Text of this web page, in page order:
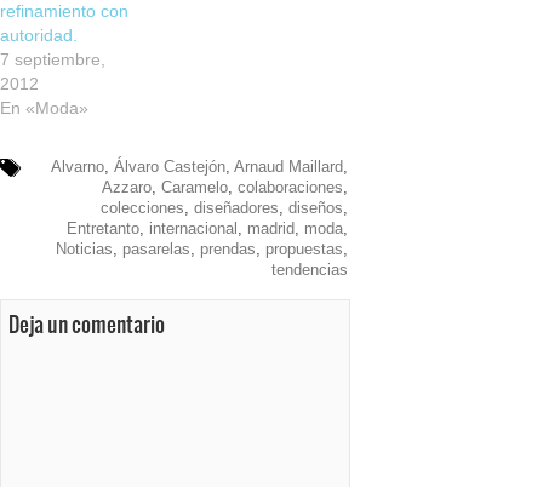
refinamiento con
autoridad.
7 septiembre,
2012
En «Moda»
Alvarno, Álvaro Castejón, Arnaud Maillard,
Azzaro, Caramelo, colaboraciones,
colecciones, diseñadores, diseños,
Entretanto, internacional , madrid, moda,
Noticias, pasarelas, prendas, propuestas,
tendencias
Deja un comentario